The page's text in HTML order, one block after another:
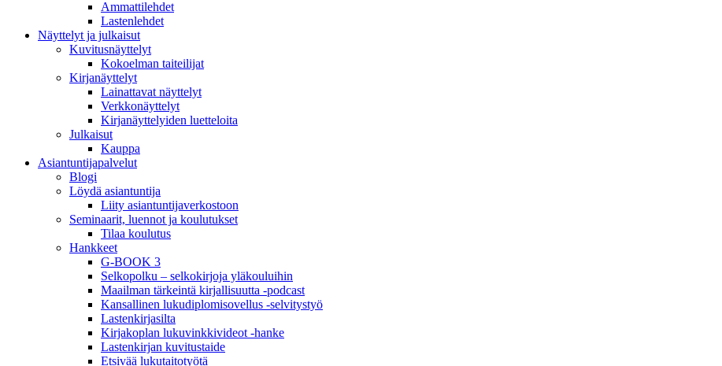
Ammattilehdet
Lastenlehdet
Näyttelyt ja julkaisut
Kuvitusnäyttelyt
Kokoelman taiteilijat
Kirjanäyttelyt
Lainattavat näyttelyt
Verkkonäyttelyt
Kirjanäyttelyiden luetteloita
Julkaisut
Kauppa
Asiantuntija­palvelut
Blogi
Löydä asiantuntija
Liity asiantuntijaverkostoon
Seminaarit, luennot ja koulutukset
Tilaa koulutus
Hankkeet
G-BOOK 3
Selkopolku – selkokirjoja yläkouluihin
Maailman tärkeintä kirjallisuutta -podcast
Kansallinen lukudiplomisovellus -selvitystyö
Lastenkirjasilta
Kirjakoplan lukuvinkkivideot -hanke
Lastenkirjan kuvitustaide
Etsivää lukutaitotyötä